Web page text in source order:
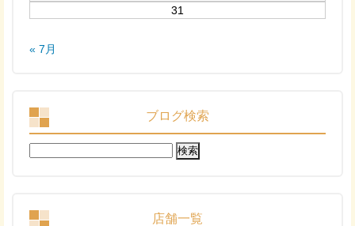
31
« 7月
ブログ検索
検
索:
店舗一覧